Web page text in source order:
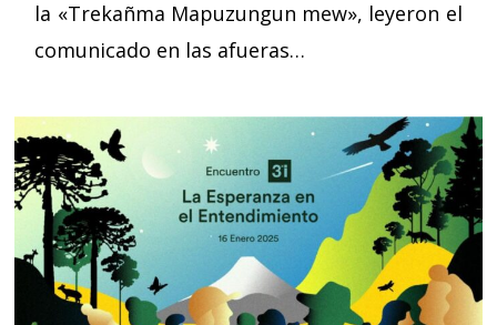
la «Trekañma Mapuzungun mew», leyeron el
comunicado en las afueras…